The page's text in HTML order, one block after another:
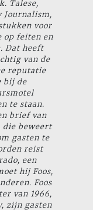
Talese,
Journalism,
voor
op feiten en
Dat heeft
van de
reputatie
bij de
te staan.
brief van
die beweert
gasten te
reist
een
hij Foos,
Foos
van 1966,
zijn gasten